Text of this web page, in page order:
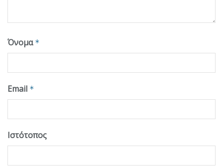
Όνομα *
Email *
Ιστότοπος